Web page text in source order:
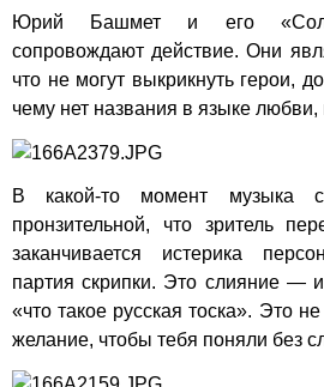
Юрий Башмет и его
сопровождают действие. Они
что не могут выкрикнуть герои,
чему нет названия в языке
В какой-то момент музыка
пронзительной, что зритель
заканчивается истерика
партия скрипки. Это слияние —
«что такое русская тоска». Это
желание, чтобы тебя поняли без